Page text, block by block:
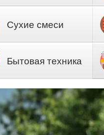
Сухие смеси
Бытовая техника